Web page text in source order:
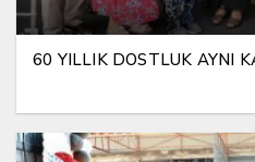
60 YILLIK DOSTLUK AYNI